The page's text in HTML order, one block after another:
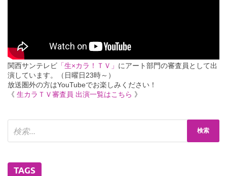
関西サンテレビ 「生×カラ！ＴＶ」 にアート部門の審査員として出
演しています。（日曜日23時～）
放送圏外の方はYouTubeでお楽しみください！
《 生カラＴＶ審査員 出演一覧はこちら 》
TAGS